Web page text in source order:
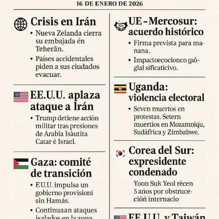
desplazamientos innecesarios y seguir las indicaciones
de los cuerpos de emergencia.
Expertos advierten sobre la posibilidad de réplicas
significativas y llaman a mantener la calma y preparar
suministros básicos. Las autoridades locales han